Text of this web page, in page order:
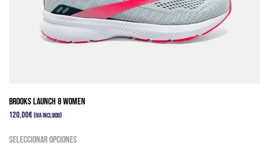
elegir
en
la
Brooks Launch 8 Women
120,00€(IVA Incluido)
Seleccionar opcionesproducto